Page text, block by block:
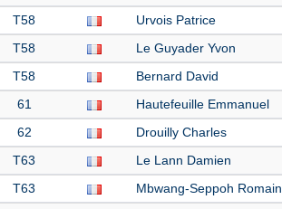
T58 Urvois Patrice
T58 Le Guyader Yvon
T58 Bernard David
61 Hautefeuille Emmanuel
62 Drouilly Charles
T63 Le Lann Damien
T63 Mbwang-Seppoh Romain